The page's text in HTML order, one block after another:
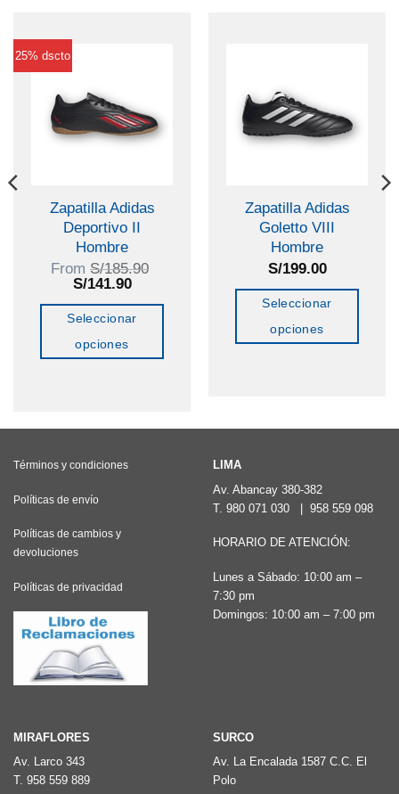
25% dscto
Zapatilla Adidas
Deportivo II
Hombre
From S/185.90
El
original
era:
S/185.90.
S/141.90El
actual
es:
Seleccionar
opciones
variantes.
se
elegir
en
la
página
de
Zapatilla Adidas
Goletto VIII
Hombre
S/199.00
Seleccionar
opciones
múltiples
opciones
pueden
elegir
la
Términos y condiciones
Políticas de envío
Políticas de cambios y
devoluciones
Políticas de privacidad
LIMA
Av. Abancay 380-382
T. 980 071 030 958 559 098
HORARIO DE ATENCIÓN:
Lunes a Sábado: 10:00 am –
7:30 pm
Domingos: 10:00 am – 7:00 pm
MIRAFLORES
Av. Larco 343
T. 958 559 889
SURCO
Av. La Encalada 1587 C.C. El
Polo